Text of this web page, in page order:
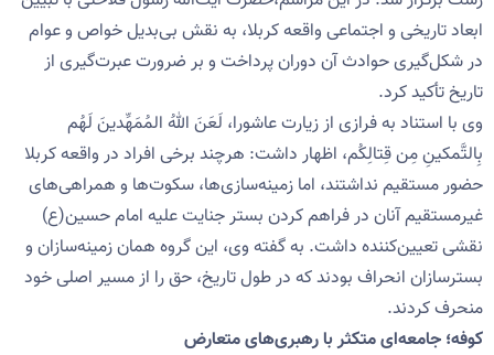
ابعاد تاریخی و اجتماعی واقعه کربلا، به نقش بی‌بدیل خواص و عوام
در شکل‌گیری حوادث آن دوران پرداخت و بر ضرورت عبرت‌گیری از
تاریخ تأکید کرد.
وی با استناد به فرازی از زیارت عاشورا، لَعَنَ اللهُ المُمَهِّدینَ لَهُم
بِالتَّمکینِ مِن قِتالِکُم، اظهار داشت: هرچند برخی افراد در واقعه کربلا
حضور مستقیم نداشتند، اما زمینه‌سازی‌ها، سکوت‌ها و همراهی‌های
غیرمستقیم آنان در فراهم کردن بستر جنایت علیه امام حسین(ع)
نقشی تعیین‌کننده داشت. به گفته وی، این گروه همان زمینه‌سازان و
بسترسازان انحراف بودند که در طول تاریخ، حق را از مسیر اصلی خود
منحرف کردند.
کوفه؛ جامعه‌ای متکثر با رهبری‌های متعارض